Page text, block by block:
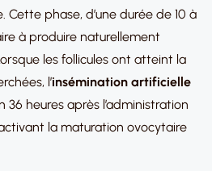
phase, d’une durée de 10 à
à produire naturellement
les follicules ont atteint la
l’insémination artificielle
heures après l’administration
la maturation ovocytaire